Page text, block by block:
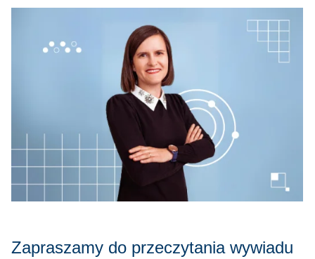
Zapraszamy do przeczytania wywiadu